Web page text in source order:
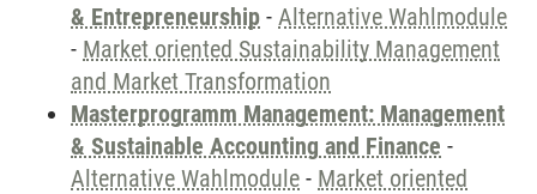
& Entrepreneurship - Alternative Wahlmodule
- Market oriented Sustainability Management
and Market Transformation
Masterprogramm Management: Management
& Sustainable Accounting and Finance -
Alternative Wahlmodule - Market oriented